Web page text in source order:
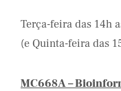
Terça-feira das 14h
(e Quinta-feira das
MC668A –